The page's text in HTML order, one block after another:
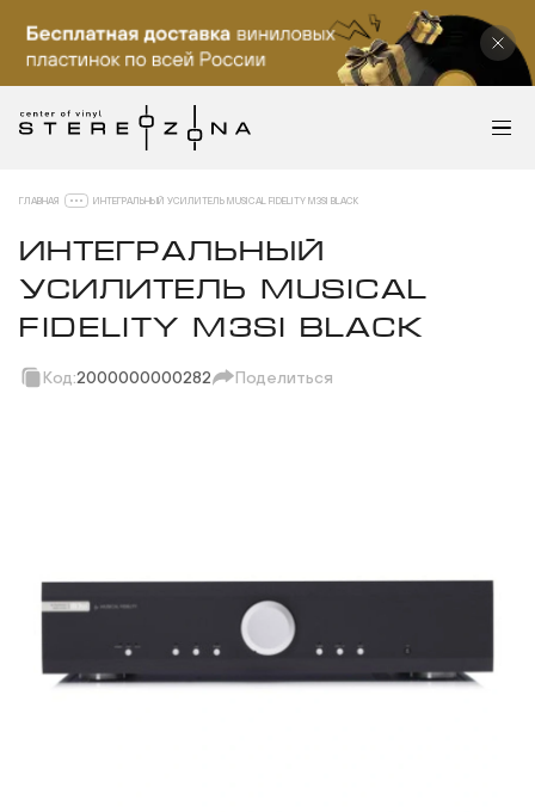
ГЛАВНАЯ ИНТЕГРАЛЬНЫЙ УСИЛИТЕЛЬ MUSICAL FIDELITY M3SI BLACK
ИНТЕГРАЛЬНЫЙ
УСИЛИТЕЛЬ MUSICAL
FIDELITY M3SI BLACK
Код:2000000000282 Поделиться